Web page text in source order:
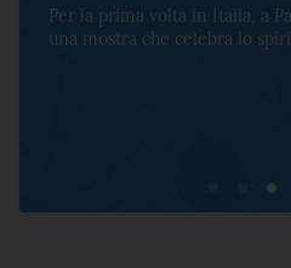
Per la prima volta in Italia, a
una mostra che celebra lo